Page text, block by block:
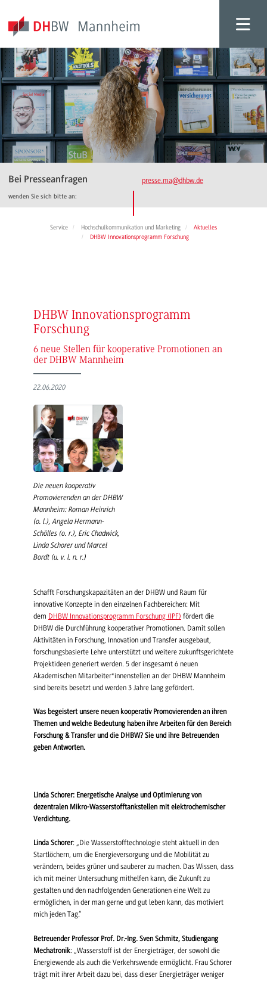
Bei Presseanfragen
wenden Sie sich bitte an:
presse.ma@dhbw.de
Service Hochschulkommunikation und Marketing
Aktuelles
DHBW Innovationsprogramm Forschung
DHBW Innovationsprogramm
Forschung
6 neue Stellen für kooperative Promotionen an
der DHBW Mannheim
22.06.2020
Die neuen kooperativ
Promovierenden an der DHBW
Mannheim: Roman Heinrich
(o. l.), Angela Hermann-
Schölles (o. r.), Eric Chadwick,
Linda Schorer und Marcel
Bordt (u. v. l. n. r.)
Schafft Forschungskapazitäten an der DHBW und Raum für
innovative Konzepte in den einzelnen Fachbereichen: Mit
dem DHBW Innovationsprogramm Forschung (IPF) fördert die
DHBW die Durchführung kooperativer Promotionen. Damit sollen
Aktivitäten in Forschung, Innovation und Transfer ausgebaut,
forschungsbasierte Lehre unterstützt und weitere zukunftsgerichtete
Projektideen generiert werden. 5 der insgesamt 6 neuen
Akademischen Mitarbeiter*innenstellen an der DHBW Mannheim
sind bereits besetzt und werden 3 Jahre lang gefördert.
Was begeistert unsere neuen kooperativ Promovierenden an ihren
Themen und welche Bedeutung haben ihre Arbeiten für den Bereich
Forschung & Transfer und die DHBW? Sie und ihre Betreuenden
geben Antworten.
Linda Schorer: Energetische Analyse und Optimierung von
dezentralen Mikro-Wasserstofftankstellen mit elektrochemischer
Verdichtung.
Linda Schorer: „Die Wasserstofftechnologie steht aktuell in den
Startlöchern, um die Energieversorgung und die Mobilität zu
verändern, beides grüner und sauberer zu machen. Das Wissen, dass
ich mit meiner Untersuchung mithelfen kann, die Zukunft zu
gestalten und den nachfolgenden Generationen eine Welt zu
ermöglichen, in der man gerne und gut leben kann, das motiviert
mich jeden Tag.“
Betreuender Professor Prof. Dr.-Ing. Sven Schmitz, Studiengang
Mechatronik: „Wasserstoff ist der Energieträger, der sowohl die
Energiewende als auch die Verkehrswende ermöglicht. Frau Schorer
trägt mit ihrer Arbeit dazu bei, dass dieser Energieträger weniger